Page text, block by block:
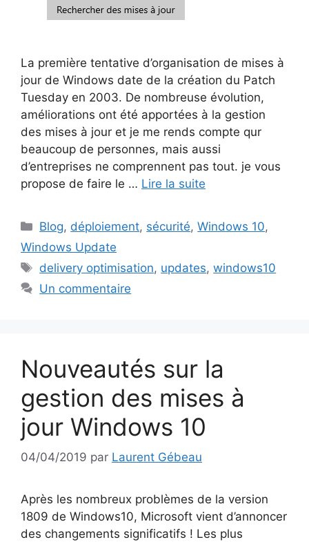
La première tentative d’organisation de mises à
jour de Windows date de la création du Patch
Tuesday en 2003. De nombreuse évolution,
améliorations ont été apportées à la gestion
des mises à jour et je me rends compte qur
beaucoup de personnes, mais aussi
d’entreprises ne comprennent pas tout. je vous
propose de faire le … Lire la suite
Catégories
Blog, déploiement, sécurité,Windows 10,
Windows Update
Étiquettes
delivery optimisation, updates,windows10
Un commentaire
Nouveautés sur la
gestion des mises à
jour Windows 10
04/04/2019 par Laurent Gébeau
Après les nombreux problèmes de la version
1809 de Windows10, Microsoft vient d’annoncer
des changements significatifs ! Les plus